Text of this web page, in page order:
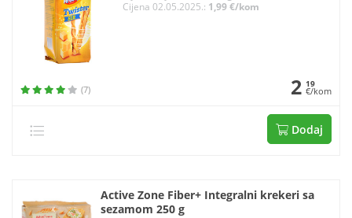
Cijena 02.05.2025.: 1,99 €/kom
(7) 2 19
€/kom
Dodaj
Active Zone Fiber+ Integralni krekeri sa
sezamom 250 g